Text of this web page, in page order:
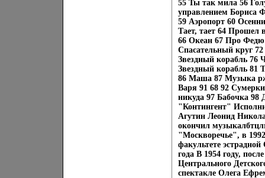
55 Ты так мила 56
управлением Бориса
59 Аэропорт 60
Тает, тает 64 Прошел
66 Океан 67 Про
Спасательный круг
Звездный корабль 76
Звездный корабль
86 Маша 87 Музыка
Варя 91 68 92
никуда 97 Бабочка
"Контингент"
Агутин Леонид
окончил
"Москворечье", в 1992
факультете
года В 1954 году,
Центрального
спектакле Олега